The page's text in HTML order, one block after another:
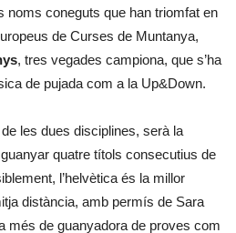
noms coneguts que han triomfat en
de Curses de Muntanya,
, tres vegades campiona, que s’ha
de pujada com a la Up&Down.
les dues disciplines, serà la
quatre títols consecutius de
l’helvètica és la millor
distància, amb permís de Sara
més de guanyadora de proves com